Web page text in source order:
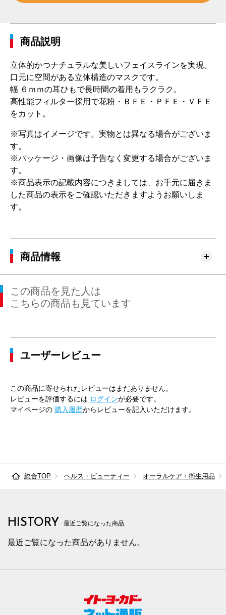
商品説明
立体的かつナチュラルな美しいフェイスラインを実現。
口元に空間がある立体構造のマスクです。
幅 ６ｍｍの耳ひもで長時間の着用もラクラク。
高性能フィルター採用で花粉・ＢＦＥ・ＰＦＥ・ＶＦＥ
をカット。
※写真はイメージです。実物とは異なる場合がございま
す。
※パッケージ・画像は予告なく変更する場合がございま
す。
※商品表示の記載内容につきましては、お手元に届きま
した商品の表示をご確認いただきますようお願いしま
す。
商品情報
この商品を見た人は
こちらの商品も見ています
ユーザーレビュー
この商品に寄せられたレビューはまだありません。
レビューを評価するには ログインが必要です。
マイページの 購入履歴からレビューを記入いただけます。
総合TOP ヘルス・ビューティー オーラルケア・衛生用品
HISTORY 最近ご覧になった商品
最近ご覧になった商品がありません。